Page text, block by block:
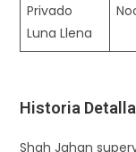
Privado
Luna Llena
Historia
Shah Jahan